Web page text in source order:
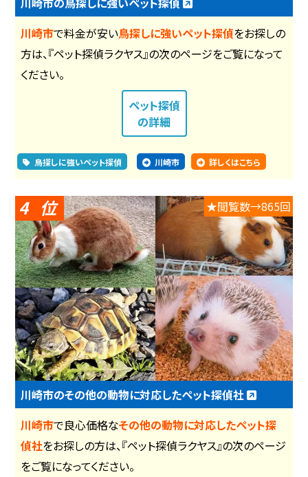
川崎市で料金が安い鳥探しに強いペット探偵をお探しの
方は、『ペット探偵ラクヤス』の次のページをご覧になって
ください。
ペット探偵
の詳細
鳥探しに強いペット探偵 川崎市 詳しくはこちら
4 ★閲覧数→865回
川崎市のその他の動物に対応したペット探偵社
川崎市で良心価格なその他の動物に対応したペット探
偵社をお探しの方は、『ペット探偵ラクヤス』の次のページ
をご覧になってください。